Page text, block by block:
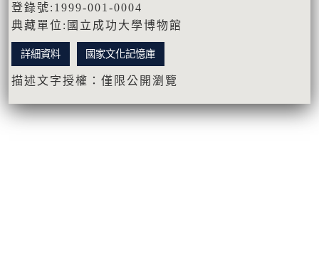
登錄號:1999-001-0004
典藏單位:國立成功大學博物館
詳細資料 國家文化記憶庫
描述文字授權：僅限公開瀏覽